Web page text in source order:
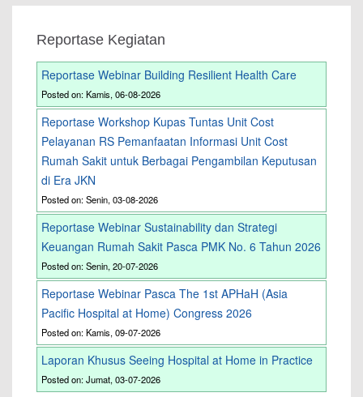
Reportase Kegiatan
Reportase Webinar Building Resilient Health Care
Posted on: Kamis, 06-08-2026
Reportase Workshop Kupas Tuntas Unit Cost
Pelayanan RS Pemanfaatan Informasi Unit Cost
Rumah Sakit untuk Berbagai Pengambilan Keputusan
di Era JKN
Posted on: Senin, 03-08-2026
Reportase Webinar Sustainability dan Strategi
Keuangan Rumah Sakit Pasca PMK No. 6 Tahun 2026
Posted on: Senin, 20-07-2026
Reportase Webinar Pasca The 1st APHaH (Asia
Pacific Hospital at Home) Congress 2026
Posted on: Kamis, 09-07-2026
Laporan Khusus Seeing Hospital at Home in Practice
Posted on: Jumat, 03-07-2026